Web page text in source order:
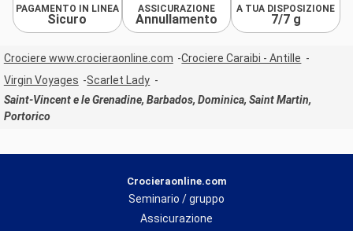
PAGAMENTO IN LINEA
Sicuro
ASSICURAZIONE
Annullamento
A TUA DISPOSIZIONE
7/7 g
Crociere www.crocieraonline.com
Crociere Caraibi - Antille
Virgin Voyages
Scarlet Lady
Saint-Vincent e le Grenadine, Barbados, Dominica, Saint Martin,
Portorico
Crocieraonline.com
Seminario / gruppo
Assicurazione